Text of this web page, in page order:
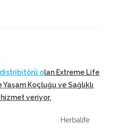
distribitörü olan Extreme Life
Koçluğu ve Sağlıklı
hizmet veriyor.
Herbalife